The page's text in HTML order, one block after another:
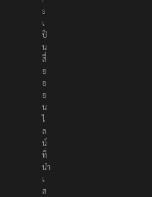
s
เ
ป็
น
สื่
อ
อ
อ
น
ไ
ล
น์
ที่
นำ
เ
ส